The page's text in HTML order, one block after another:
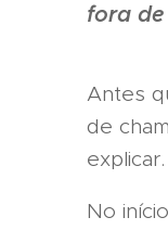
fora
Antes
de
No